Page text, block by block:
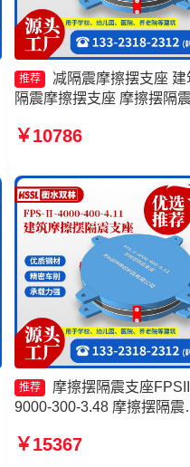
推荐
减隔震摩擦摆支座 建
隔震摩擦摆支座 摩擦摆隔
建筑摩擦摆式减震支座源
￥10786
推荐
摩擦摆隔震支座
9000-300-3.48 摩擦摆隔震
摩擦摆式减震支座 摩擦摆
￥15367